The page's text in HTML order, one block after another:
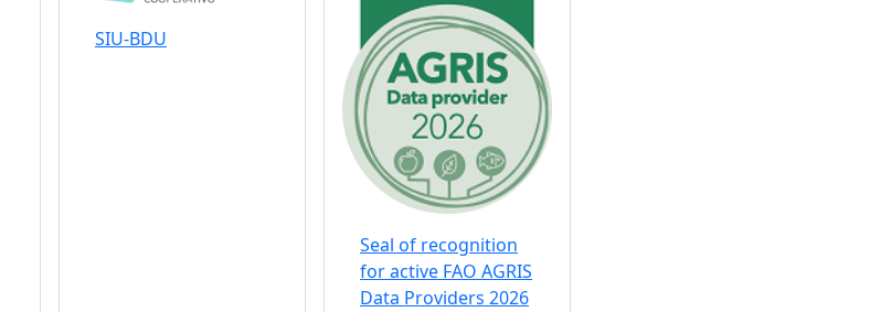
SIU-BDU
Seal of recognition
for active FAO AGRIS
Data Providers 2026